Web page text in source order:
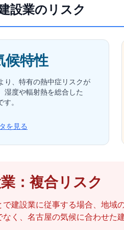
設業のリスク
候特性
り、特有の熱中症リスクが
湿度や輻射熱を総合した
。
を見る
：複合リスク
建設業に従事する場合、地域
く、名古屋の気候に合わせた